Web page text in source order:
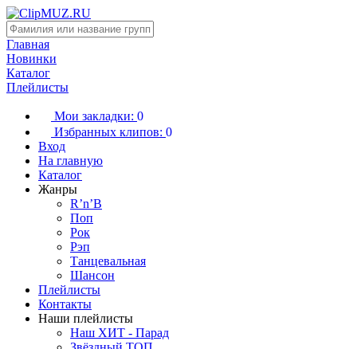
Главная
Новинки
Каталог
Плейлисты
Мои закладки: 0
Избранных клипов: 0
Вход
На главную
Каталог
Жанры
R’n’B
Поп
Рок
Рэп
Танцевальная
Шансон
Плейлисты
Контакты
Наши плейлисты
Наш ХИТ - Парад